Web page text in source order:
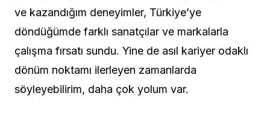
ve kazandığım deneyimler, Türkiye’ye
döndüğümde farklı sanatçılar ve markalarla
çalışma fırsatı sundu. Yine de asıl kariyer odaklı
dönüm noktamı ilerleyen zamanlarda
söyleyebilirim, daha çok yolum var.